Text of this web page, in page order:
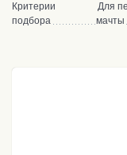
Критерии
подбора
Для
мачты